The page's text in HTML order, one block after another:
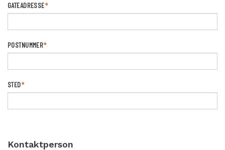
GATEADRESSE*
POSTNUMMER*
STED*
Kontaktperson